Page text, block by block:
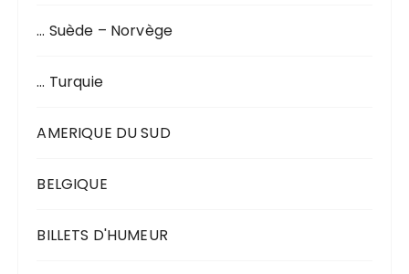
… Suède – Norvège
… Turquie
AMERIQUE DU SUD
BELGIQUE
BILLETS D'HUMEUR